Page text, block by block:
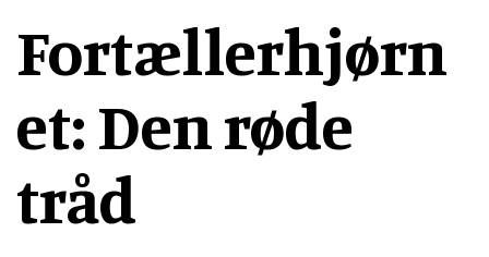
Fortællerhjørn
et: Den røde
tråd